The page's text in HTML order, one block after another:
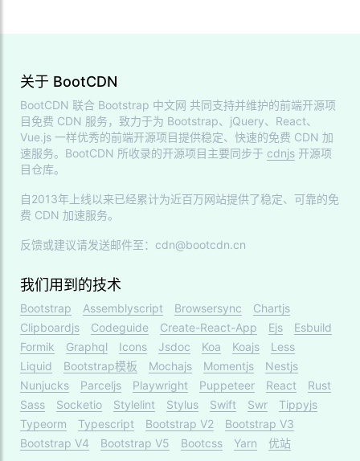
关于 BootCDN
BootCDN 联合 Bootstrap 中文网 共同支持并维护的前端开源项
目免费 CDN 服务，致力于为 Bootstrap、jQuery、React、
Vue.js 一样优秀的前端开源项目提供稳定、快速的免费 CDN 加
速服务。BootCDN 所收录的开源项目主要同步于 cdnjs 开源项
目仓库。
自2013年上线以来已经累计为近百万网站提供了稳定、可靠的免
费 CDN 加速服务。
反馈或建议请发送邮件至：cdn@bootcdn.cn
我们用到的技术
Bootstrap Assemblyscript Browsersync
Chartjs
Clipboardjs
Codeguide Create-React-App Ejs
Esbuild
Formik
Graphql Icons Jsdoc Koa Koajs
Less
Liquid
Bootstrap模板 Mochajs Momentjs
Nestjs
Nunjucks
Parceljs Playwright Puppeteer React
Rust
Sass
Socketio Stylelint Stylus Swift Swr
Tippyjs
Typeorm
Typescript Bootstrap V2
Bootstrap V3
Bootstrap V4
Bootstrap V5 Bootcss Yarn 优站